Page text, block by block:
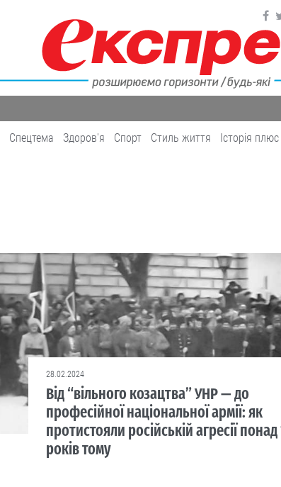
Спецтема Здоров'я Cпорт Cтиль життя Історія плюс
28.02.2024
Від “вільного козацтва” УНР — до
професійної національної армії: як
протистояли російській агресії
років тому